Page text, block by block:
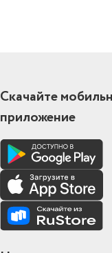
Скачайте
приложение